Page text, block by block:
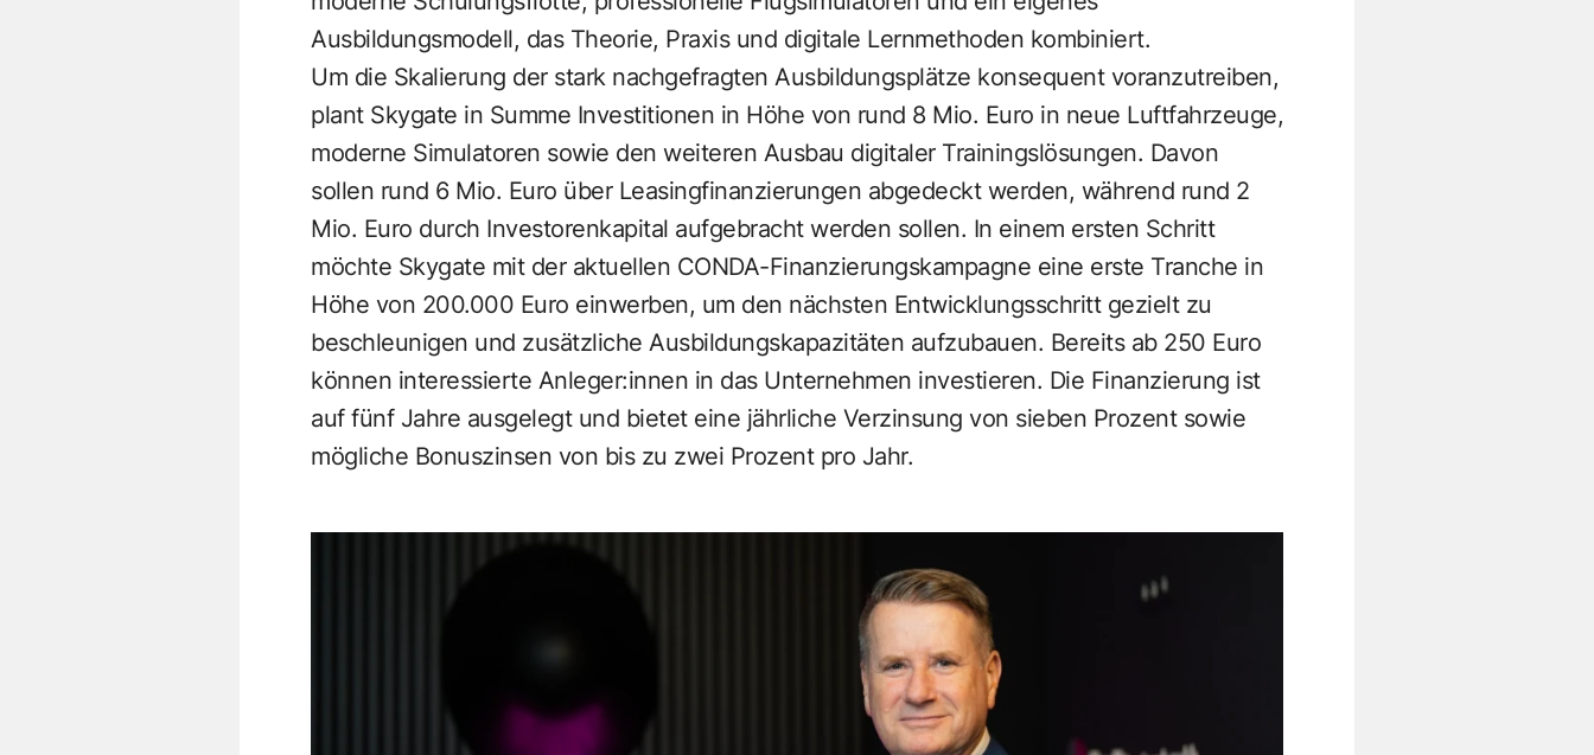
Ausbildungsmodell, das Theorie, Praxis und digitale Lernmethoden kombiniert.
Um die Skalierung der stark nachgefragten Ausbildungsplätze konsequent voranzutreiben,
plant Skygate in Summe Investitionen in Höhe von rund 8 Mio. Euro in neue Luftfahrzeuge,
moderne Simulatoren sowie den weiteren Ausbau digitaler Trainingslösungen. Davon
sollen rund 6 Mio. Euro über Leasingfinanzierungen abgedeckt werden, während rund 2
Mio. Euro durch Investorenkapital aufgebracht werden sollen. In einem ersten Schritt
möchte Skygate mit der aktuellen CONDA-Finanzierungskampagne eine erste Tranche in
Höhe von 200.000 Euro einwerben, um den nächsten Entwicklungsschritt gezielt zu
beschleunigen und zusätzliche Ausbildungskapazitäten aufzubauen. Bereits ab 250 Euro
können interessierte Anleger:innen in das Unternehmen investieren. Die Finanzierung ist
auf fünf Jahre ausgelegt und bietet eine jährliche Verzinsung von sieben Prozent sowie
mögliche Bonuszinsen von bis zu zwei Prozent pro Jahr.